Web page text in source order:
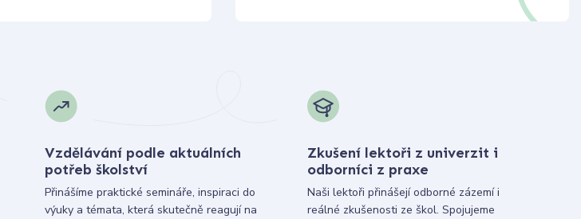
Vzdělávání podle aktuálních
potřeb školství
Přinášíme praktické semináře, inspiraci do
výuky a témata, která skutečně reagují na
Zkušení lektoři z univerzit i
odborníci z praxe
Naši lektoři přinášejí odborné zázemí i
reálné zkušenosti ze škol. Spojujeme